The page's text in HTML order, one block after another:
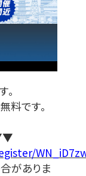
料です。
がありま